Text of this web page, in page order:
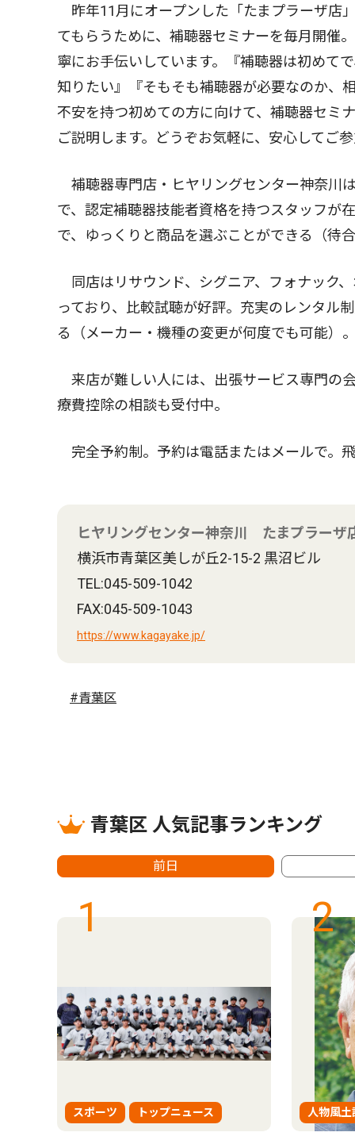
昨年11月にオープンした「たまプラーザ店
てもらうために、補聴器セミナーを毎月開催
寧にお手伝いしています。『補聴器は初めて
知りたい』『そもそも補聴器が必要なのか、
不安を持つ初めての方に向けて、補聴器セミ
ご説明します。どうぞお気軽に、安心してご
補聴器専門店・ヒヤリングセンター神奈川
で、認定補聴器技能者資格を持つスタッフが
で、ゆっくりと商品を選ぶことができる（待
同店はリサウンド、シグニア、フォナック
っており、比較試聴が好評。充実のレンタル
る（メーカー・機種の変更が何度でも可能）
来店が難しい人には、出張サービス専門の
療費控除の相談も受付中。
完全予約制。予約は電話またはメールで。
ヒヤリングセンター神奈川 たまプラーザ
横浜市青葉区美しが丘2-15-2 黒沼ビル
TEL:045-509-1042
FAX:045-509-1043
https://www.kagayake.jp/
#青葉区
青葉区 人気記事ランキング
前日
1
スポーツ トップニュース
2
人物風土